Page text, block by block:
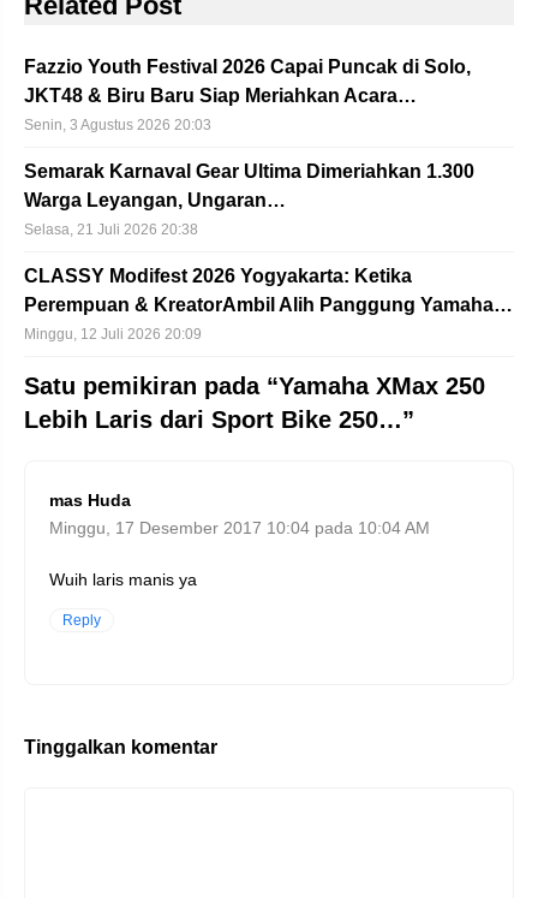
Fazzio Youth Festival 2026 Capai Puncak di Solo,
JKT48 & Biru Baru Siap Meriahkan Acara…
Senin, 3 Agustus 2026 20:03
Semarak Karnaval Gear Ultima Dimeriahkan 1.300
Warga Leyangan, Ungaran…
Selasa, 21 Juli 2026 20:38
CLASSY Modifest 2026 Yogyakarta: Ketika
Perempuan & KreatorAmbil Alih Panggung Yamaha…
Minggu, 12 Juli 2026 20:09
Satu pemikiran pada “Yamaha XMax 250
Lebih Laris dari Sport Bike 250…”
mas Huda
Minggu, 17 Desember 2017 10:04 pada 10:04 AM
Wuih laris manis ya
Reply
Tinggalkan komentar